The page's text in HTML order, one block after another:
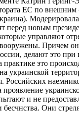
ЕС по
перед новым
управляют
Причем
делают это
это
украинской
Российских
и не
Они